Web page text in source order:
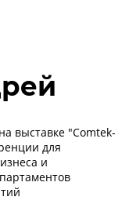
выставке "Comtek-
для
и